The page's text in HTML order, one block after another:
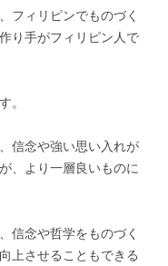
フィリピンでものづく
り手がフィリピン人で
。
信念や強い思い入れが
、より一層良いものに
信念や哲学をものづく
上させることもできる